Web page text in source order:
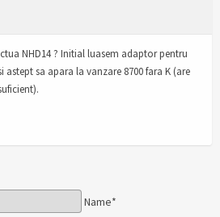
NHD14 ? Initial luasem adaptor pentru
astept sa apara la vanzare 8700 fara K (are
Name*